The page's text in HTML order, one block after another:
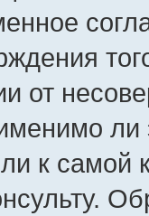
от
ли
к самой